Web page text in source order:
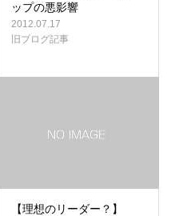
ップの悪影響
2012.07.17
旧ブログ記事
【理想のリーダー？】